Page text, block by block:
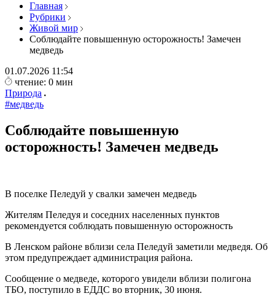
Главная
Рубрики
Живой мир
Соблюдайте повышенную осторожность! Замечен
медведь
01.07.2026 11:54
чтение: 0 мин
Природа
#медведь
Соблюдайте повышенную
осторожность! Замечен медведь
В поселке Пеледуй у свалки замечен медведь
Жителям Пеледуя и соседних населенных пунктов
рекомендуется соблюдать повышенную осторожность
В Ленском районе вблизи села Пеледуй заметили медведя. Об
этом предупреждает администрация района.
Сообщение о медведе, которого увидели вблизи полигона
ТБО, поступило в ЕДДС во вторник, 30 июня.